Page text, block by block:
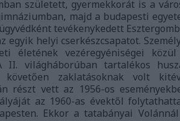
született, gyermekkorát is a
majd a budapesti
tevékenykedett
helyi cserkészcsapatot.
életének vezéregyéniségei
világháborúban tartalékos
zaklatásoknak volt
részt vett az 1956-os
az 1960-as évektől
Ekkor a tatabányai